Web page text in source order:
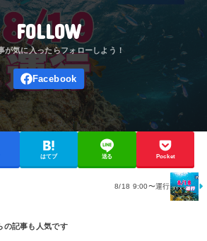
FOLLOW
はてブ 送る Pocket
8/18 9:00〜運行